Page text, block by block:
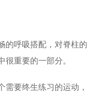
的呼吸搭配，对脊柱的
重要的一部分。
要终生练习的运动，